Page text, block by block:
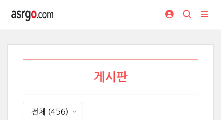
게시판
전체 (456)